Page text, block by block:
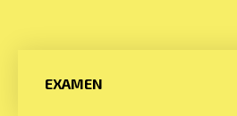
EXAMEN